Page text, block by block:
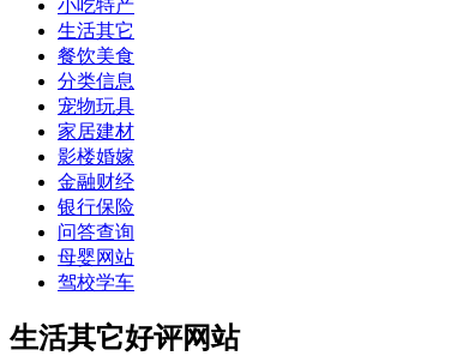
小吃特产
生活其它
餐饮美食
分类信息
宠物玩具
家居建材
影楼婚嫁
金融财经
银行保险
问答查询
母婴网站
驾校学车
生活其它好评网站